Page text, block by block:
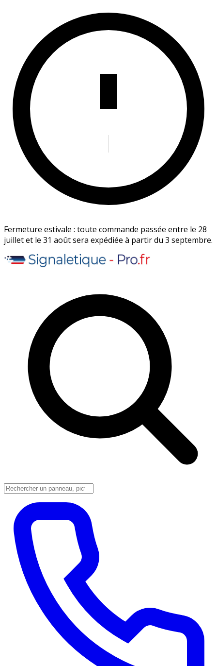
Fermeture estivale : toute commande passée entre le 28
juillet et le 31 août sera expédiée à partir du 3 septembre.